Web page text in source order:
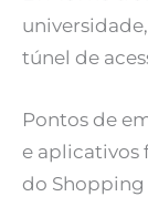
túnel de
Pontos de
e aplicativos
do Shopping